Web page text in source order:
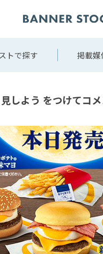
トで探す 掲載媒
しよう をつけてコメ